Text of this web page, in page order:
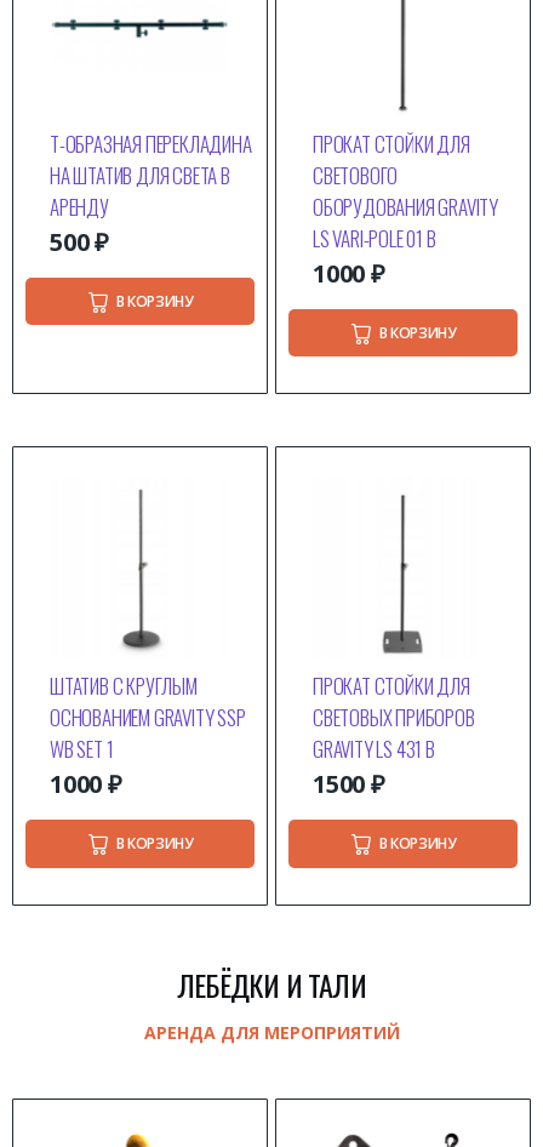
Т-ОБРАЗНАЯ ПЕРЕКЛАДИНА
НА ШТАТИВ ДЛЯ СВЕТА В
АРЕНДУ
500₽
В КОРЗИНУ
ПРОКАТ СТОЙКИ ДЛЯ
СВЕТОВОГО
ОБОРУДОВАНИЯ GRAVITY
LS VARI-POLE 01 B
1000₽
В КОРЗИНУ
ШТАТИВ С КРУГЛЫМ
ОСНОВАНИЕМ GRAVITY SSP
WB SET 1
1000₽
В КОРЗИНУ
ПРОКАТ СТОЙКИ ДЛЯ
СВЕТОВЫХ ПРИБОРОВ
GRAVITY LS 431 B
1500₽
В КОРЗИНУ
ЛЕБЁДКИ И ТАЛИ
АРЕНДА ДЛЯ МЕРОПРИЯТИЙ